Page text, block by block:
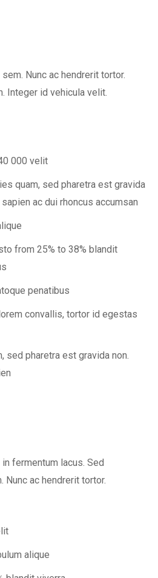
Nunc ac hendrerit tortor.
Integer id vehicula velit.
000 velit
quam, sed pharetra est gravida
ac dui rhoncus accumsan
from 25% to 38% blandit
penatibus
convallis, tortor id egestas
sed pharetra est gravida non.
fermentum lacus. Sed
ac hendrerit tortor.
alique